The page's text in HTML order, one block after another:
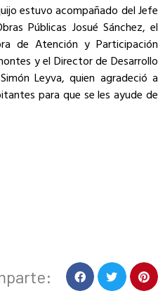
estuvo acompañado del Jefe
Públicas Josué Sánchez, el
de Atención y Participación
y el Director de Desarrollo
Leyva, quien agradeció a
para que se les ayude de